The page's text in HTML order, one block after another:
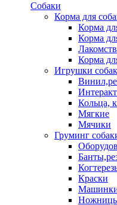
Собаки
Корма для
Корма
Корма
Корма
Игрушки
Кольца,
Мягкие
Мячики
Груминг
Краски
Машинки